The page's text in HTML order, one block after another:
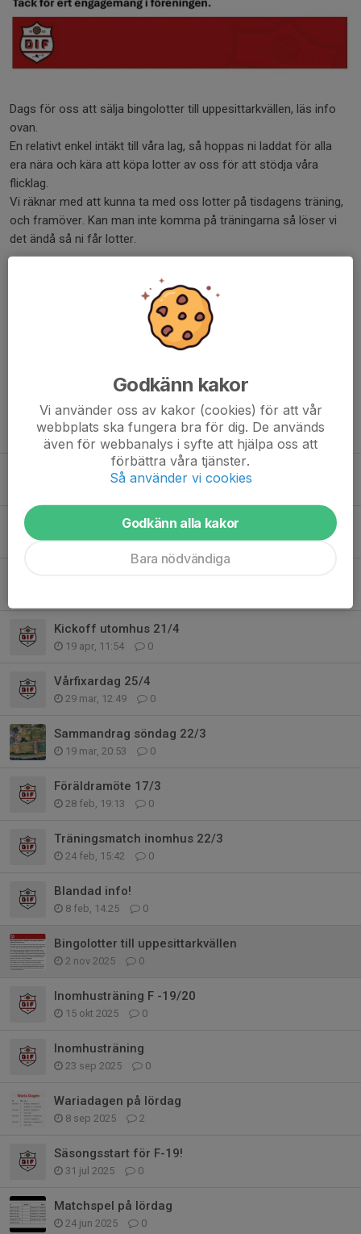
Dags för oss att sälja bingolotter till uppesittarkvällen, läs info
ovan.
En relativt enkel intäkt till våra lag, så hoppas ni laddat för alla
era nära och kära att köpa lotter av oss för att stödja våra
flicklag.
Vi räknar med att kunna ta med oss lotter på tisdagens träning,
och framöver. Kan man inte komma på träningarna så löser vi
det ändå så ni får lotter.
Ps, vänligen svara på kallelserna till träningarna om ni kommer
eller ej, så vi får koll på antalet innan träningen.
Tidigare nyheter
Uppstart efter sommaren!
Dackadagen 30/5
24 maj, 16:54 0
Kickoff utomhus 21/4
19 apr, 11:54 0
Vårfixardag 25/4
29 mar, 12:49 0
Sammandrag söndag 22/3
19 mar, 20:53 0
Föräldramöte 17/3
28 feb, 19:13 0
Träningsmatch inomhus 22/3
24 feb, 15:42 0
Blandad info!
8 feb, 14:25 0
Bingolotter till uppesittarkvällen
2 nov 2025 0
Inomhusträning F -19/20
15 okt 2025 0
Inomhusträning
23 sep 2025 0
Wariadagen på lördag
8 sep 2025 2
Säsongsstart för F-19!
31 jul 2025 0
Matchspel på lördag
24 jun 2025 0
Godkänn kakor
Vi använder oss av kakor (cookies) för att vår
webbplats ska fungera bra för dig. De används
även för webbanalys i syfte att hjälpa oss att
förbättra våra tjänster.
Så använder vi cookies
Godkänn alla kakor
Bara nödvändiga